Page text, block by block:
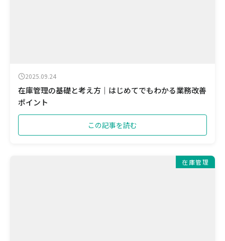
2025.09.24
在庫管理の基礎と考え方｜はじめてでもわかる業務改善
ポイント
この記事を読む
在庫管理